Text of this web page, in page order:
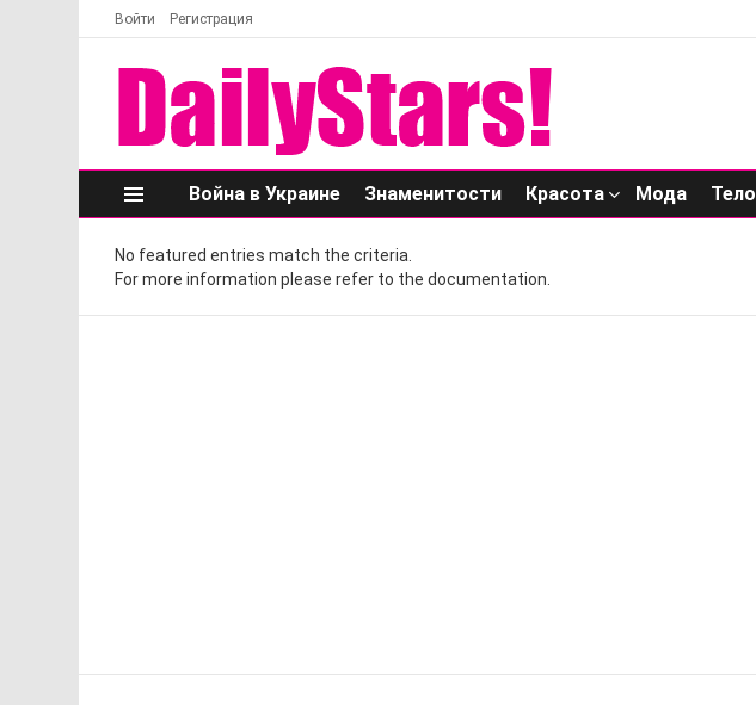
Войти Регистрация
Меню
Война в Украине Знаменитости Красота Мода Тело
No featured entries match the criteria.
For more information please refer to the documentation.